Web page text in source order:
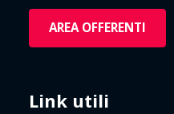
AREA OFFERENTI
Link utili